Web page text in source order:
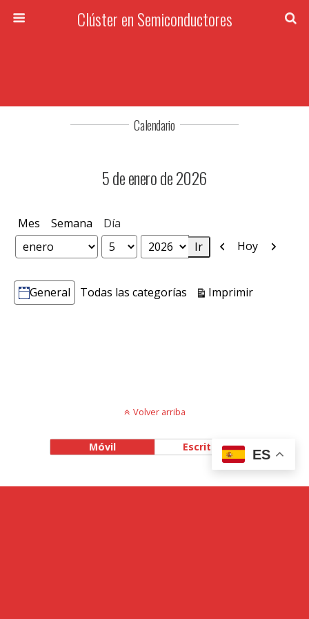
Clúster en Semiconductores
Calendario
5 de enero de 2026
Mes Semana Día
Mes
Día
Año
Anterior
Hoy
Categorías
General Todas las categorías ImprimirVistas
Volver arriba
Móvil Escritorio
ES